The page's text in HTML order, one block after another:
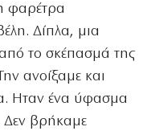
φαρέτρα
Δίπλα, μια
το σκέπασμά της
ανοίξαμε και
Ηταν ένα ύφασμα
Δεν βρήκαμε